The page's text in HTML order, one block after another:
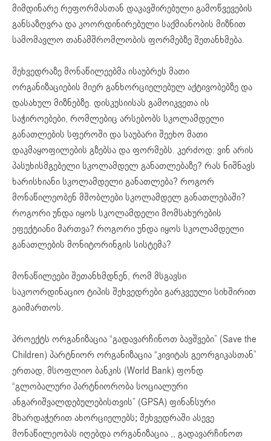
მიმდინარე რეფორმასთან დაკავშირებული გამოწვევების
განსაზღვრა და კოორდინირებული საქმიანობის მიზნით
სამომავლო თანამშრომლობის ფორმებზე შეთანხმება.
შეხვედრაზე მონაწილეებმა ისაუბრეს მათი
ორგანიზაციების მიერ განხორციელებულ აქტივობებზე და
დასახულ მიზნებზე. დისკუსიისას გამოიკვეთა ის
საჭიროებები, რომლებიც არსებობს სკოლამდელი
განათლების სფეროში და საუბარი შეეხო მათი
დაკმაყოფილების გზებსა და ფორმებს. კერძოდ: ვინ არის
პასუხისმგებელი სკოლამდელ განათლებაზე? რას ნიშნავს
ხარისხიანი სკოლამდელი განათლება? როგორ
მონაწილეობენ მშობლები სკოლამდელ განათლებაში?
როგორი უნდა იყოს სკოლამდელი მომსახურების
ეფექტიანი მართვა? როგორი უნდა იყოს სკოლამდელი
განათლების მონიტორინგის სისტემა?
მონაწილეები შეთანხმდნენ, რომ მსგავსი
საკოორდინაციო ტიპის შეხვედრები გარკვეული სიხშირით
გაიმართოს.
პროექტს ორგანიზაცია “გადავარჩინოთ ბავშვები” (Save the
Children) პარტნიორ ორგანიზაცია “კივიტას გეორგიკასთან”
ერთად, მსოფლიო ბანკის (World Bank) ფონდ
“გლობალური პარტნიორობა სოციალური
ანგარიშვალდებულებისთვის” (GPSA) ფინანსური
მხარდაჭერით ახორციელებს; შეხვედრაში ასევე
მონაწილეობას იღებდა ორგანიზაცია ,, გადავარჩინოთ